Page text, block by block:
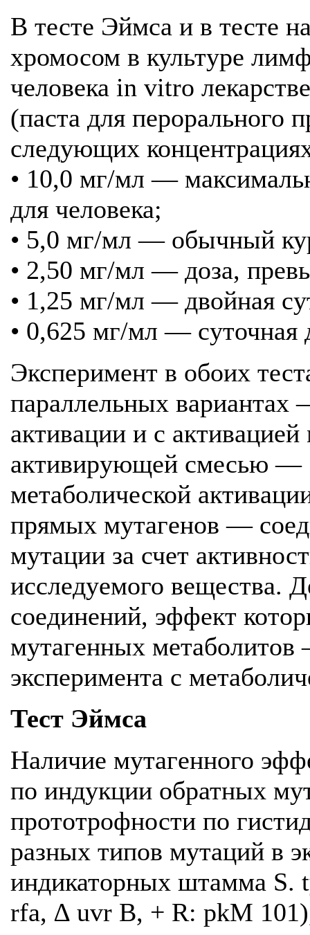
В тесте Эймса и в тесте
хромосом в культуре
человека in vitro
(паста для перорального
следующих
• 10,0 мг/мл —
для человека;
• 5,0 мг/мл — обычный
• 2,50 мг/мл — доза,
• 1,25 мг/мл — двойная
• 0,625 мг/мл — суточная
Эксперимент в обоих
параллельных вариантах
активации и с
активирующей смесью —
метаболической
прямых мутагенов —
мутации за счет
исследуемого вещества.
соединений, эффект
мутагенных
эксперимента с
Тест Эймса
Наличие мутагенного
по индукции обратных
прототрофности по
разных типов мутаций в
индикаторных штамма
rfa, ∆ uvr B, + R: рkM